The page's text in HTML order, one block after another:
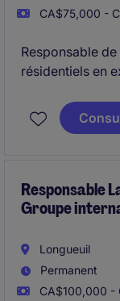
CA$75,000 -
Responsable
résidentiels en
interventions
Responsable
Groupe
Longueuil
Permanent
CA$100,000 -